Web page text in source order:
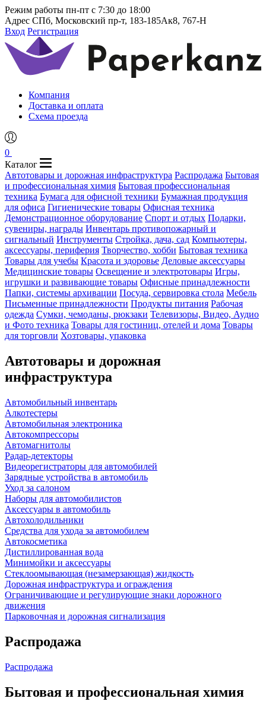
Режим работы пн-пт с 7:30 до 18:00
Адрес СПб, Московский пр-т, 183-185Ак8, 767-Н
Вход Регистрация
Компания
Доставка и оплата
Схема проезда
0
Каталог
Автотовары и дорожная инфраструктура Распродажа Бытовая
и профессиональная химия Бытовая профессиональная
техника Бумага для офисной техники Бумажная продукция
для офиса Гигиенические товары Офисная техника
Демонстрационное оборудование Спорт и отдых Подарки,
сувениры, награды Инвентарь противопожарный и
сигнальный Инструменты Стройка, дача, сад Компьютеры,
аксессуары, периферия Творчество, хобби Бытовая техника
Товары для учебы Красота и здоровье Деловые аксессуары
Медицинские товары Освещение и электротовары Игры,
игрушки и развивающие товары Офисные принадлежности
Папки, системы архивации Посуда, сервировка стола Мебель
Письменные принадлежности Продукты питания Рабочая
одежда Сумки, чемоданы, рюкзаки Телевизоры, Видео, Аудио
и Фото техника Товары для гостиниц, отелей и дома Товары
для торговли Хозтовары, упаковка
Автотовары и дорожная
инфраструктура
Автомобильный инвентарь
Алкотестеры
Автомобильная электроника
Автокомпрессоры
Автомагнитолы
Радар-детекторы
Видеорегистраторы для автомобилей
Зарядные устройства в автомобиль
Уход за салоном
Наборы для автомобилистов
Аксессуары в автомобиль
Автохолодильники
Средства для ухода за автомобилем
Автокосметика
Дистиллированная вода
Минимойки и аксессуары
Стеклоомывающая (незамерзающая) жидкость
Дорожная инфраструктура и ограждения
Ограничивающие и регулирующие знаки дорожного
движения
Парковочная и дорожная сигнализация
Распродажа
Распродажа
Бытовая и профессиональная химия